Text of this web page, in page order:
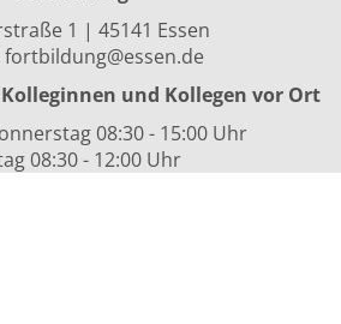
1 | 45141 Essen
fortbildung@essen.de
und Kollegen vor Ort
08:30 - 15:00 Uhr
08:30 - 12:00 Uhr